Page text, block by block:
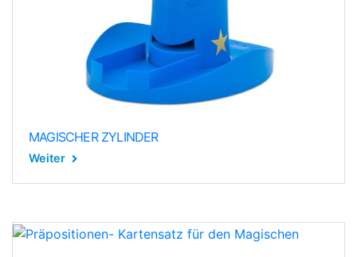
MAGISCHER ZYLINDER
Weiter